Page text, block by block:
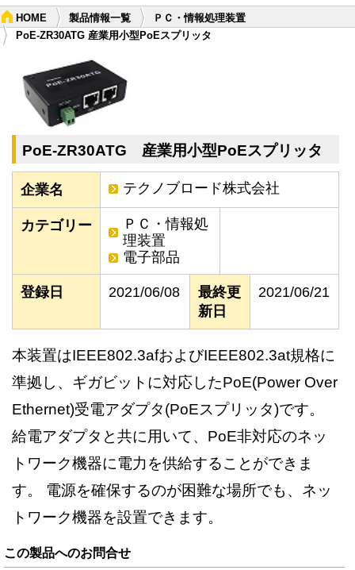
HOME 製品情報一覧
ＰＣ・情報処理装置
PoE-ZR30ATG 産業用小型PoEスプリッタ
PoE-ZR30ATG 産業用小型PoEスプリッタ
企業名 テクノブロード株式会社
カテゴリー
ＰＣ・情報処
理装置
電子部品
登録日 2021/06/08
最終更
新日
2021/06/21
本装置はIEEE802.3afおよびIEEE802.3at規格に
準拠し、ギガビットに対応したPoE(Power Over
Ethernet)受電アダプタ(PoEスプリッタ)です。
給電アダプタと共に用いて、PoE非対応のネッ
トワーク機器に電力を供給することができま
す。 電源を確保するのが困難な場所でも、ネッ
トワーク機器を設置できます。
この製品へのお問合せ